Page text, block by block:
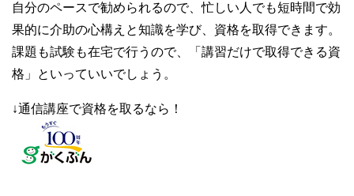
自分のペースで勧められるので、忙しい人でも短時間で効
果的に介助の心構えと知識を学び、資格を取得できます。
課題も試験も在宅で行うので、「講習だけで取得できる資
格」といっていいでしょう。
↓通信講座で資格を取るなら！